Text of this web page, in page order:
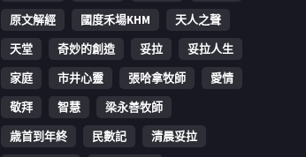
原文解經
國度禾場KHM
天人之聲
天堂
奇妙的創造 妥拉
妥拉人生
家庭
市井心靈 張哈拿牧師
愛情
敬拜
智慧
梁永善牧師
歳首到年終
民數記 清晨妥拉